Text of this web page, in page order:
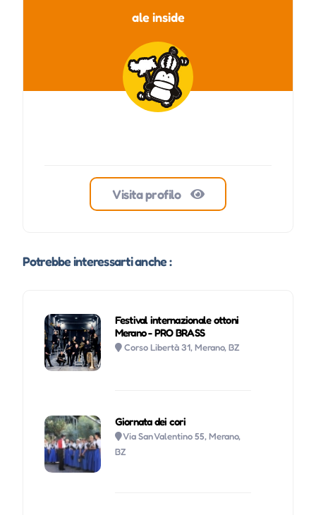
ale inside
Visita profilo
Potrebbe interessarti anche :
Festival internazionale ottoni
Merano - PRO BRASS
Corso Libertà 31, Merano, BZ
Giornata dei cori
Via San Valentino 55, Merano,
BZ